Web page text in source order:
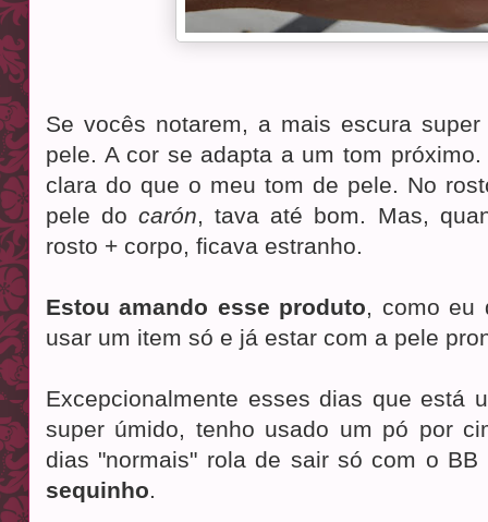
Se vocês notarem, a mais escura
pele. A cor se adapta a um tom
clara do que o meu tom de pele. No
pele docarón , tava até bom. Mas,
rosto + corpo, ficava estranho.
Estou amando esse produto , como
usar um item só e já estar com a pele
Excepcionalmente esses dias que está
super úmido, tenho usado um pó por
dias "normais" rola de sair só com o
sequinho